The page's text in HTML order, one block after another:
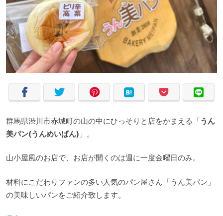
群馬県渋川市赤城町の山の中にひっそりと店をかまえる「うん
美パン(うんめいぱん) 」。
山小屋風のお店で、お店が開くのは週に一度金曜日のみ。
材料にこだわりファンの多い人気のパン屋さん「うん美パン」
の美味しいパンをご紹介致します。